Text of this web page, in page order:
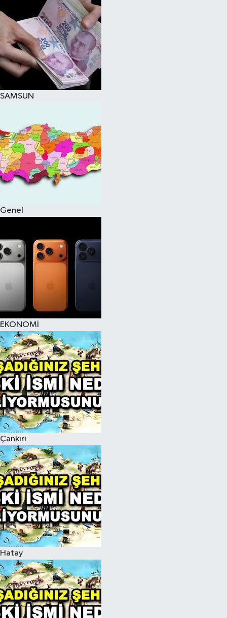
SAMSUN
Genel
EKONOMİ
Çankırı
Hatay